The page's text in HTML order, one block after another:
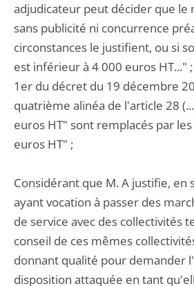
adjudicateur peut décider que le
sans publicité ni concurrence
circonstances le justifient, ou si
est inférieur à 4 000 euros HT..."
1er du décret du 19 décembre
quatrième alinéa de l'article 28
euros HT" sont remplacés par
euros HT" ;
Considérant que M. A justifie, en
ayant vocation à passer des
de service avec des collectivités
conseil de ces mêmes
donnant qualité pour demander
disposition attaquée en tant